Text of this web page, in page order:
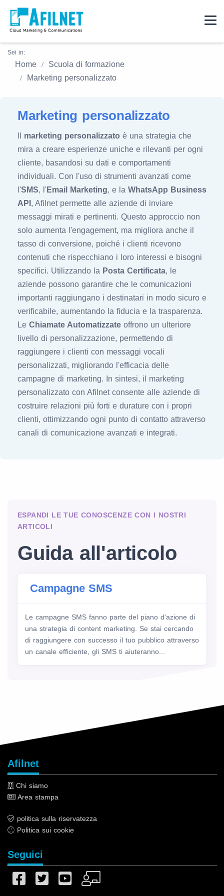
Sei in:
Home
Scuola di formazione
Marketing personalizzato
Marketing personalizzato
marketing personalizzato è una strategia che
mira a creare esperienze uniche e rilevanti per ogni
cliente, basandosi su dati e comportamenti
individuali. Con l'uso di strumenti avanzati come
l'SMS, l'Email Marketing, e la WhatsApp Business
API , Afilnet permette alle aziende di inviare
messaggi mirati e pertinenti. Questo approccio non
solo aumenta l'engagement, ma migliora anche il
tasso di conversione, poiché i clienti ricevono
contenuti che rispecchiano i loro interessi e bisogni
specifici. Utilizzando la Posta Certificata, le
aziende possono garantire che le comunicazioni
importanti raggiungano i destinatari in modo sicuro e
verificabile, aumentando la fiducia e la trasparenza.
Le Chiamate Automatizzate offrono un ulteriore
livello di personalizzazione, permettendo di
raggiungere i clienti con messaggi vocali
personalizzati, migliorando l'efficacia delle
campagne di marketing. In sintesi, il marketing
personalizzato con Afilnet consente alle aziende di
costruire relazioni più forti e durature con i propri
clienti, ottimizzando ogni punto di contatto attraverso
canali di comunicazione avanzati e integrati.
ESPANDI LE TUE CONOSCENZE CON I NOSTRI
ARTICOLI
Guida all'articolo
Campagne SMS
Le campagne SMS fanno parte del piano d'azione di
una strategia di content marketing. Se stai cercando
di raggiungere con successo il tuo pubblico attraverso
un canale efficiente, gli SMS ti aiuteranno...
Afilnet
Chi siamo
Area stampa
politica sulla riservatezza
Politica sui cookie
Seguici